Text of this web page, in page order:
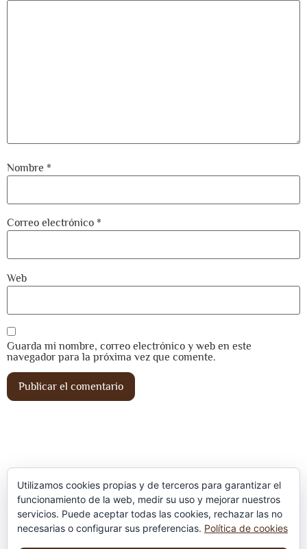
Nombre *
Correo electrónico *
Web
Guarda mi nombre, correo electrónico y web en este
navegador para la próxima vez que comente.
Política de privacidad
Utilizamos cookies propias y de terceros para garantizar el
funcionamiento de la web, medir su uso y mejorar nuestros
servicios. Puede aceptar todas las cookies, rechazar las no
necesarias o configurar sus preferencias. Política de cookies